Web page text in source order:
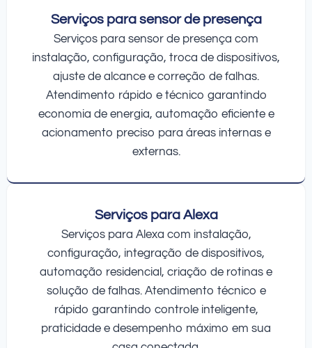
Serviços para sensor de presença
Serviços para sensor de presença com
instalação, configuração, troca de dispositivos,
ajuste de alcance e correção de falhas.
Atendimento rápido e técnico garantindo
economia de energia, automação eficiente e
acionamento preciso para áreas internas e
externas.
Serviços para Alexa
Serviços para Alexa com instalação,
configuração, integração de dispositivos,
automação residencial, criação de rotinas e
solução de falhas. Atendimento técnico e
rápido garantindo controle inteligente,
praticidade e desempenho máximo em sua